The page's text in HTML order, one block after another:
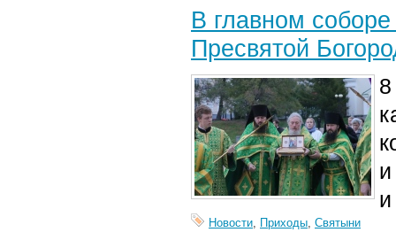
В главном соборе
Пресвятой
Новости, Приходы, Святыни